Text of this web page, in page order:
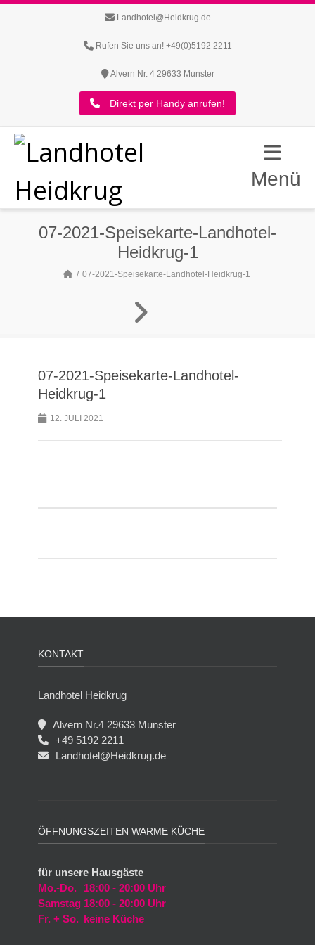
Landhotel@Heidkrug.de
Rufen Sie uns an! +49(0)5192 2211
Alvern Nr. 4 29633 Munster
Direkt per Handy anrufen!
Menü
07-2021-Speisekarte-Landhotel-
Heidkrug-1
07-2021-Speisekarte-Landhotel-Heidkrug-1
07-2021-Speisekarte-Landhotel-
Heidkrug-1
12. JULI 2021
KONTAKT
Landhotel Heidkrug
Alvern Nr.4 29633 Munster
+49 5192 2211
Landhotel@Heidkrug.de
ÖFFNUNGSZEITEN WARME KÜCHE
für unsere Hausgäste
Mo.-Do.
18:00 - 20:00 Uhr
Samstag 18:00 - 20:00 Uhr
Fr. + So. keine Küche